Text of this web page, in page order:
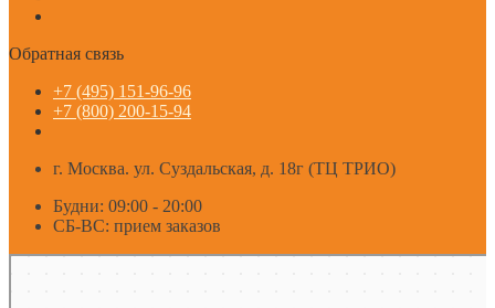
Обратная связь
+7 (495) 151-96-96
+7 (800) 200-15-94
г. Москва. ул. Суздальская, д. 18г (ТЦ ТРИО)
Будни: 09:00 - 20:00
СБ-ВС: прием заказов